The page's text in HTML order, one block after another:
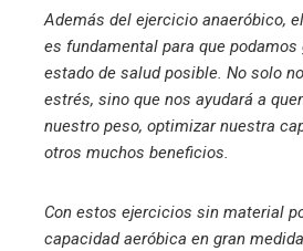
Además del ejercicio anaeróbico,
es fundamental para que podamos
estado de salud posible. No solo
estrés, sino que nos ayudará a
nuestro peso, optimizar nuestra
otros muchos beneficios.
Con estos ejercicios sin material
capacidad aeróbica en gran